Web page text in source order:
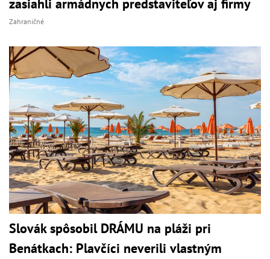
zasiahli armádnych predstaviteľov aj firmy
Zahraničné
Slovák spôsobil DRÁMU na pláži pri
Benátkach: Plavčíci neverili vlastným